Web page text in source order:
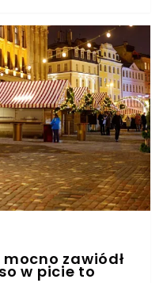
w Europie. Nic tylko
zawiódł
w picie to